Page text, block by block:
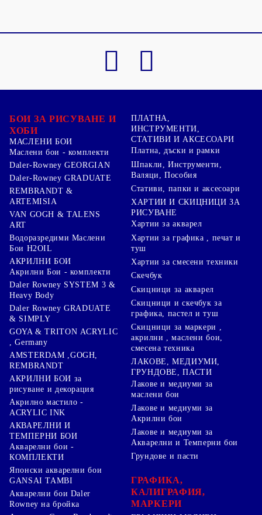
БОИ ЗА РИСУВАНЕ И
ХОБИ
МАСЛЕНИ БОИ
Маслени бои - комплекти
Daler-Rowney GEORGIAN
Daler-Rowney GRADUATE
REMBRANDT &
ARTEMISIA
VAN GOGH & TALENS
ART
Водоразредими Маслени
Бои H2OIL
АКРИЛНИ БОИ
Акрилни Бои - комплекти
Daler Rowney SYSTEM 3 &
Heavy Body
Daler Rowney GRADUATE
& SIMPLY
GOYA & TRITON АCRYLIC
, Germany
AMSTERDAM ,GOGH,
REMBRANDT
АКРИЛНИ БОИ за
рисуване и декорация
Акрилно мастило -
ACRYLIC INK
АКВАРЕЛНИ И
ТЕМПЕРНИ БОИ
Акварелни бои -
КОМПЛЕКТИ
Японски акварелни бои
GANSAI TAMBI
Акварелни бои Daler
Rowney на бройка
ПЛАТНА,
ИНСТРУМЕНТИ,
СТАТИВИ И АКСЕСОАРИ
Платна, дъски и рамки
Шпакли, Инструменти,
Валяци, Пособия
Стативи, папки и аксесоари
ХАРТИИ И СКИЦНИЦИ ЗА
РИСУВАНЕ
Хартии за акварел
Хартии за графика , печат и
туш
Хартии за смесени техники
Скечбук
Скицници за акварел
Скицници и скечбук за
графика, пастел и туш
Скицници за маркери ,
акрилни , маслени бои,
смесена техника
ЛАКОВЕ, МЕДИУМИ,
ГРУНДОВЕ, ПАСТИ
Лакове и медиуми за
маслени бои
Лакове и медиуми за
Акрилни бои
Лакове и медиуми за
Акварелни и Темперни бои
Грундове и пасти
ГРАФИКА,
КАЛИГРАФИЯ,
МАРКЕРИ